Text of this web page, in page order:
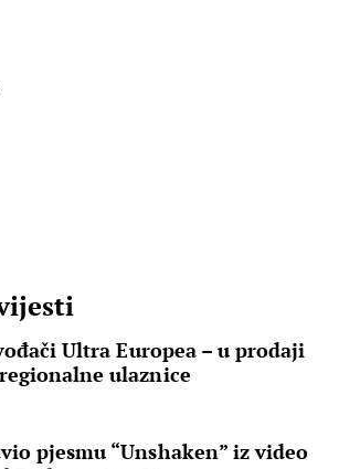
Ultra Europea – u prodaji
ulaznice
pjesmu “Unshaken” iz video